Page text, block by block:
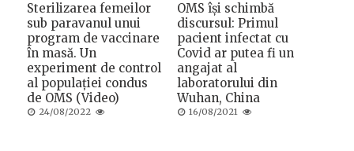
Sterilizarea femeilor
sub paravanul unui
program de vaccinare
în masă. Un
experiment de control
al populației condus
de OMS (Video)
Posted
24/08/2022
OMS își schimbă
discursul: Primul
pacient infectat cu
Covid ar putea fi un
angajat al
laboratorului din
Wuhan, China
Posted
16/08/2021